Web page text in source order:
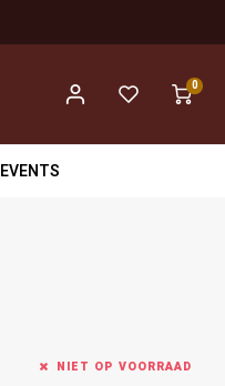
0
EVENTS
NIET OP VOORRAAD